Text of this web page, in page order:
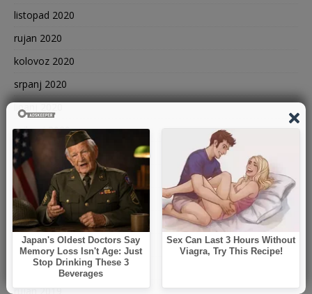
listopad 2020
rujan 2020
kolovoz 2020
srpanj 2020
lipanj 2020
svibanj 2020
travanj 2020
ožujak 2020
siječanj 2020
prosinac 2019
studeni 2019
listopad 2019
rujan 2019